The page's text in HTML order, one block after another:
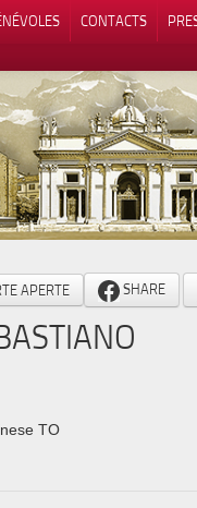
CONTACTS
APERTE SHARE
TO